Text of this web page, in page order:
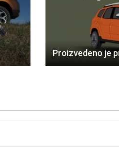
Proizvedeno je